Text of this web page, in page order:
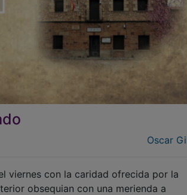
Oscar
viernes con la caridad ofrecida por la
obsequian con una merienda a